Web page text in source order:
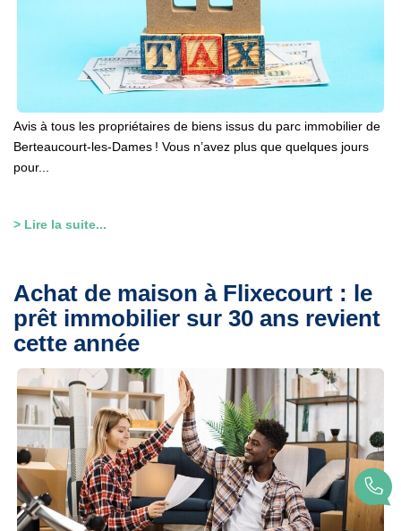
Avis à tous les propriétaires de biens issus du parc immobilier de
Berteaucourt-les-Dames ! Vous n’avez plus que quelques jours
pour...
> Lire la suite...
Achat de maison à Flixecourt : le
prêt immobilier sur 30 ans revient
cette année